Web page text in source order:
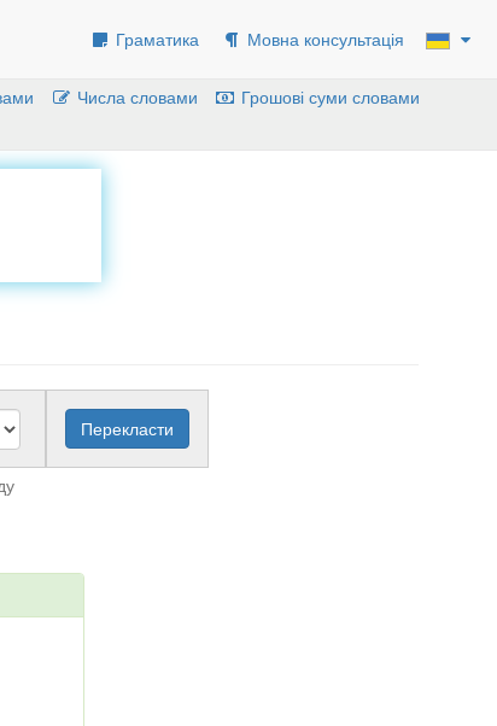
Граматика Мовна консультація
Числа словами
Грошові суми словами